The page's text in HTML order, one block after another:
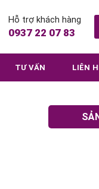
Hỗ trợ khách hàng
0937 22 07 83
TƯ VẤN LIÊN